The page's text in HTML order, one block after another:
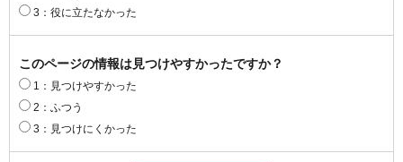
3：役に立たなかった
このページの情報は見つけやすかったですか？
1：見つけやすかった
2：ふつう
3：見つけにくかった